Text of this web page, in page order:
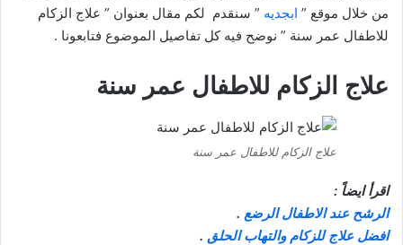
من خلال موقع ” ابجديه ” سنقدم لكم مقال بعنوان ” علاج الزكام
للاطفال عمر سنة ” نوضح فيه كل تفاصيل الموضوع فتابعونا .
علاج الزكام للاطفال عمر سنة
علاج الزكام للاطفال عمر سنة
اقرأ ايضاً :
الرشح عند الاطفال الرضع .
افضل علاج للزكام والتهاب الحلق .